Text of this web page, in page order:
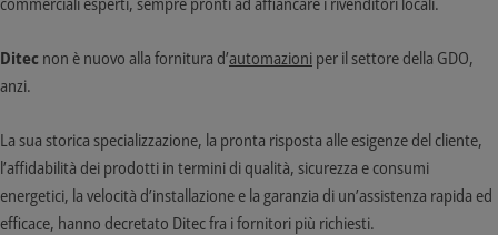
Ditec non è nuovo alla fornitura d’automazioni per il settore della GDO,
anzi.
La sua storica specializzazione, la pronta risposta alle esigenze del cliente,
l’affidabilità dei prodotti in termini di qualità, sicurezza e consumi
energetici, la velocità d’installazione e la garanzia di un’assistenza rapida ed
efficace, hanno decretato Ditec fra i fornitori più richiesti.